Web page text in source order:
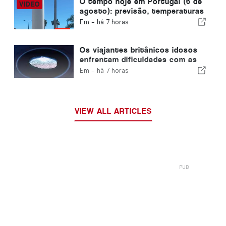
agosto): previsão, temperaturas
e o que esperar
Em - há 7 horas
Os viajantes britânicos idosos
enfrentam dificuldades com as
novas verificações de
Em - há 7 horas
VIEW ALL ARTICLES